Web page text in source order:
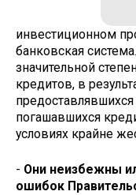
инвестиционном
банковская
значительной
кредитов, в
погашавшихся
условиях крайне
- Они неизбежны
ошибок